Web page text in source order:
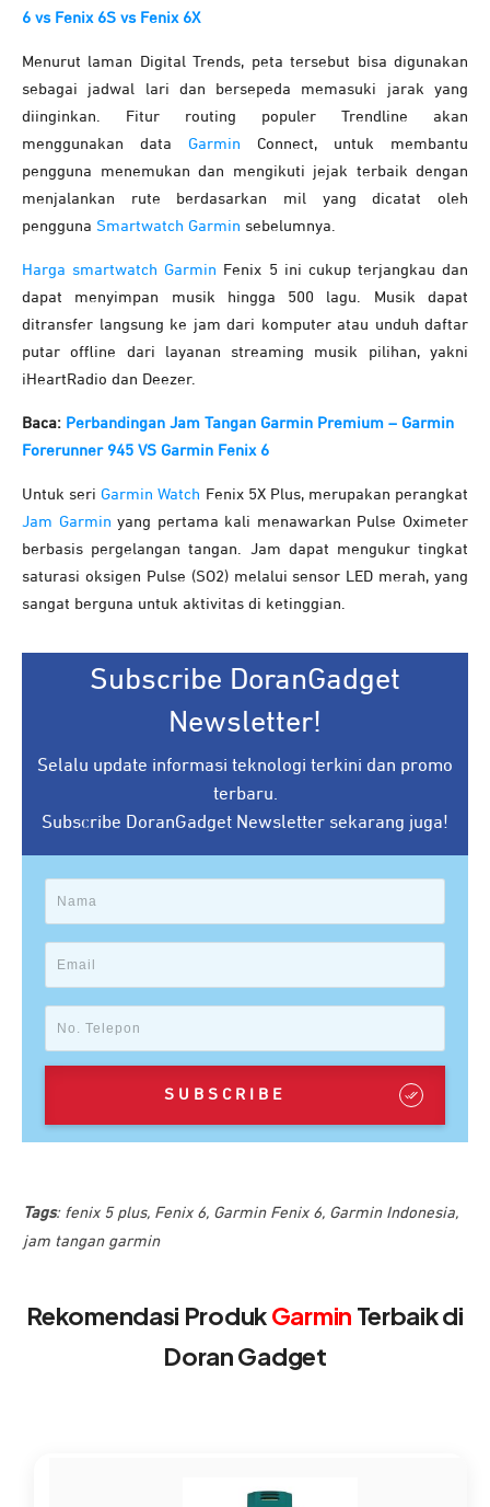
6 vs Fenix 6S vs Fenix 6X
Menurut laman Digital Trends, peta tersebut bisa digunakan
sebagai jadwal lari dan bersepeda memasuki jarak yang
diinginkan. Fitur routing populer Trendline akan
menggunakan data Garmin Connect, untuk membantu
pengguna menemukan dan mengikuti jejak terbaik dengan
menjalankan rute berdasarkan mil yang dicatat oleh
pengguna Smartwatch Garmin sebelumnya.
Harga smartwatch Garmin Fenix 5 ini cukup terjangkau dan
dapat menyimpan musik hingga 500 lagu. Musik dapat
ditransfer langsung ke jam dari komputer atau unduh daftar
putar offline dari layanan streaming musik pilihan, yakni
iHeartRadio dan Deezer.
Baca: Perbandingan Jam Tangan Garmin Premium – Garmin
Forerunner 945 VS Garmin Fenix 6
Untuk seri Garmin Watch Fenix 5X Plus, merupakan perangkat
Jam Garmin yang pertama kali menawarkan Pulse Oximeter
berbasis pergelangan tangan. Jam dapat mengukur tingkat
saturasi oksigen Pulse (SO2) melalui sensor LED merah, yang
sangat berguna untuk aktivitas di ketinggian.
Subscribe DoranGadget
Newsletter!
Selalu update informasi teknologi terkini dan promo
terbaru.
Subscribe DoranGadget Newsletter sekarang juga!
SUBSCRIBE
Tags: fenix 5 plus, Fenix 6, Garmin Fenix 6, Garmin Indonesia,
jam tangan garmin
Rekomendasi ProdukGarmin Terbaik di
Doran Gadget